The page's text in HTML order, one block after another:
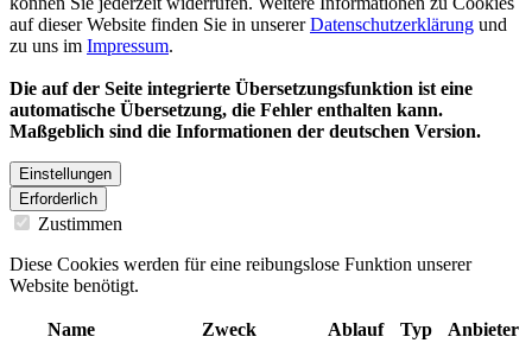
auf dieser Website finden Sie in unsererDatenschutzerklärung und
zu uns im Impressum.
Die auf der Seite integrierte Übersetzungsfunktion ist eine
automatische Übersetzung, die Fehler enthalten kann.
Maßgeblich sind die Informationen der deutschen Version.
Einstellungen
Erforderlich
Zustimmen
Diese Cookies werden für eine reibungslose Funktion unserer
Website benötigt.
Name Zweck Ablauf Typ Anbieter